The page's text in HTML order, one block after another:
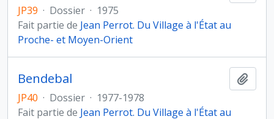
JP39 · Dossier · 1975
Fait partie de Jean Perrot. Du Village à l'État au
Proche- et Moyen-Orient
Bendebal
JP40 · Dossier · 1977-1978
Fait partie de Jean Perrot. Du Village à l'État au